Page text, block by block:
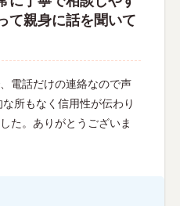
て親身に話を聞いて
電話だけの連絡なので声
所もなく信用性が伝わり
た。ありがとうございま